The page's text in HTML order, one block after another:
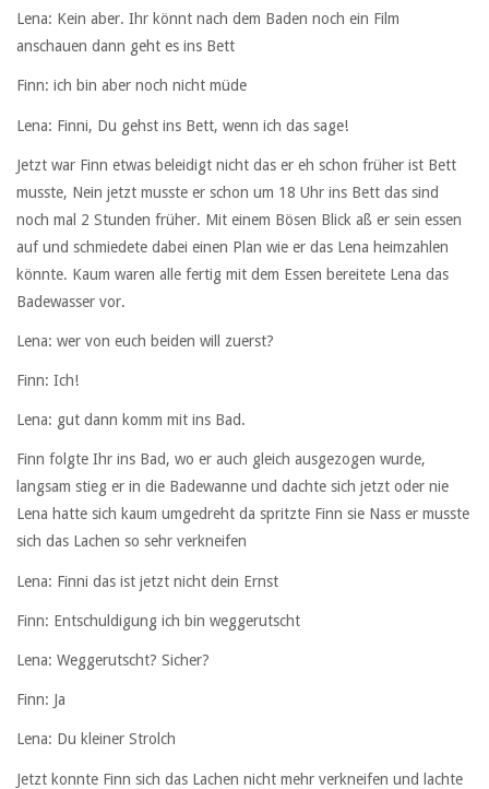
Lena: Kein aber. Ihr könnt nach dem Baden noch ein Film
anschauen dann geht es ins Bett
Finn: ich bin aber noch nicht müde
Lena: Finni, Du gehst ins Bett, wenn ich das sage!
Jetzt war Finn etwas beleidigt nicht das er eh schon früher ist Bett
musste, Nein jetzt musste er schon um 18 Uhr ins Bett das sind
noch mal 2 Stunden früher. Mit einem Bösen Blick aß er sein essen
auf und schmiedete dabei einen Plan wie er das Lena heimzahlen
könnte. Kaum waren alle fertig mit dem Essen bereitete Lena das
Badewasser vor.
Lena: wer von euch beiden will zuerst?
Finn: Ich!
Lena: gut dann komm mit ins Bad.
Finn folgte Ihr ins Bad, wo er auch gleich ausgezogen wurde,
langsam stieg er in die Badewanne und dachte sich jetzt oder nie
Lena hatte sich kaum umgedreht da spritzte Finn sie Nass er musste
sich das Lachen so sehr verkneifen
Lena: Finni das ist jetzt nicht dein Ernst
Finn: Entschuldigung ich bin weggerutscht
Lena: Weggerutscht? Sicher?
Finn: Ja
Lena: Du kleiner Strolch
Jetzt konnte Finn sich das Lachen nicht mehr verkneifen und lachte